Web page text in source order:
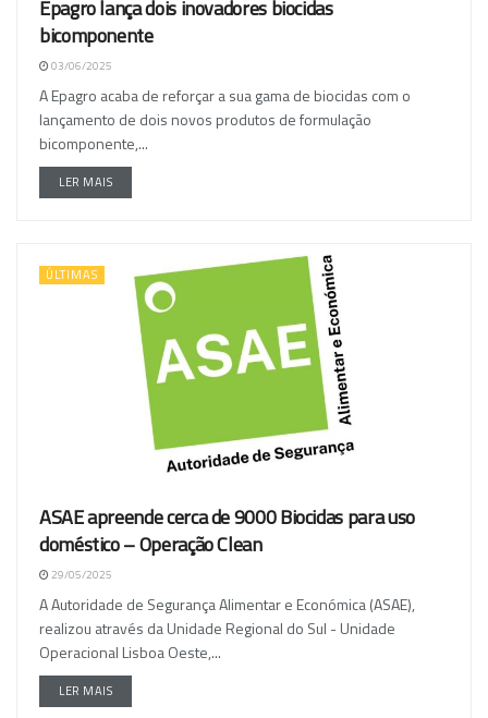
Epagro lança dois inovadores biocidas
bicomponente
03/06/2025
A Epagro acaba de reforçar a sua gama de biocidas com o
lançamento de dois novos produtos de formulação
bicomponente,...
LER MAIS
ÚLTIMAS
ASAE apreende cerca de 9000 Biocidas para uso
doméstico – Operação Clean
29/05/2025
A Autoridade de Segurança Alimentar e Económica (ASAE),
realizou através da Unidade Regional do Sul - Unidade
Operacional Lisboa Oeste,...
LER MAIS